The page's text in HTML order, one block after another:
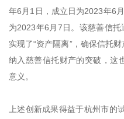
年6月1日，成立日为2023年6
为2023年6月7日。该慈善信托
实现了“资产隔离”，确保信托
纳入慈善信托财产的突破，这
意义。
上述创新成果得益于杭州市的